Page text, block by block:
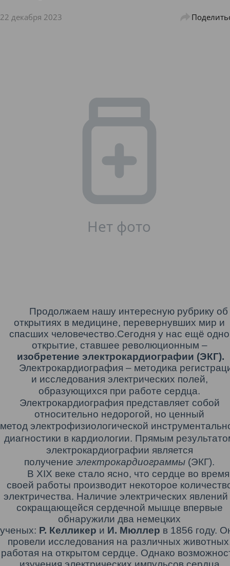
22 декабря 2023
Продолжаем нашуинтересную рубрику об
открытиях в медицине, перевернувших мир и
спасших человечество.Сегодня у нас ещё одно
открытие, ставшее революционным –
изобретение электрокардиографии (ЭКГ).
Электрокардиография – методика
и исследования электрических полей,
образующихся при работе сердца.
Электрокардиография представляет собой
относительно недорогой, но ценный
метод электрофизиологической
диагностики в кардиологии. Прямым
электрокардиографии является
получение электрокардиограммы (ЭКГ).
В XIX веке стало ясно, что сердце во время
своей работы производит некоторое
электричества. Наличие электрических явлений
сокращающейся сердечной мышце впервые
обнаружили два немецких
ученых: Р. Келликер и И. Мюллер в 1856 году.
провели исследования на различных
работая на открытом сердце. Однако